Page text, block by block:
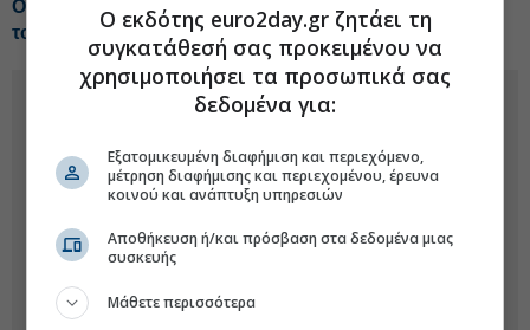
Οι ενστάσεις της αγοράς στο Χωροταξικό για τον
τουρισμό
Ο εκδότης euro2day.gr ζητάει τη
συγκατάθεσή σας προκειμένου να
χρησιμοποιήσει τα προσωπικά σας
δεδομένα για:
Εξατομικευμένη διαφήμιση και περιεχόμενο,
μέτρηση διαφήμισης και περιεχομένου, έρευνα
κοινού και ανάπτυξη υπηρεσιών
Αποθήκευση ή/και πρόσβαση στα δεδομένα μιας
συσκευής
Μάθετε περισσότερα